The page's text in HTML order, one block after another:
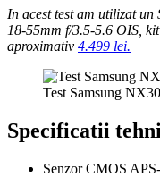
In acest test am utilizat un
18-55mm f/3.5-5.6 OIS,
aproximativ 4.499 lei.
Test Samsung NX30
Specificatii
Senzor CMOS